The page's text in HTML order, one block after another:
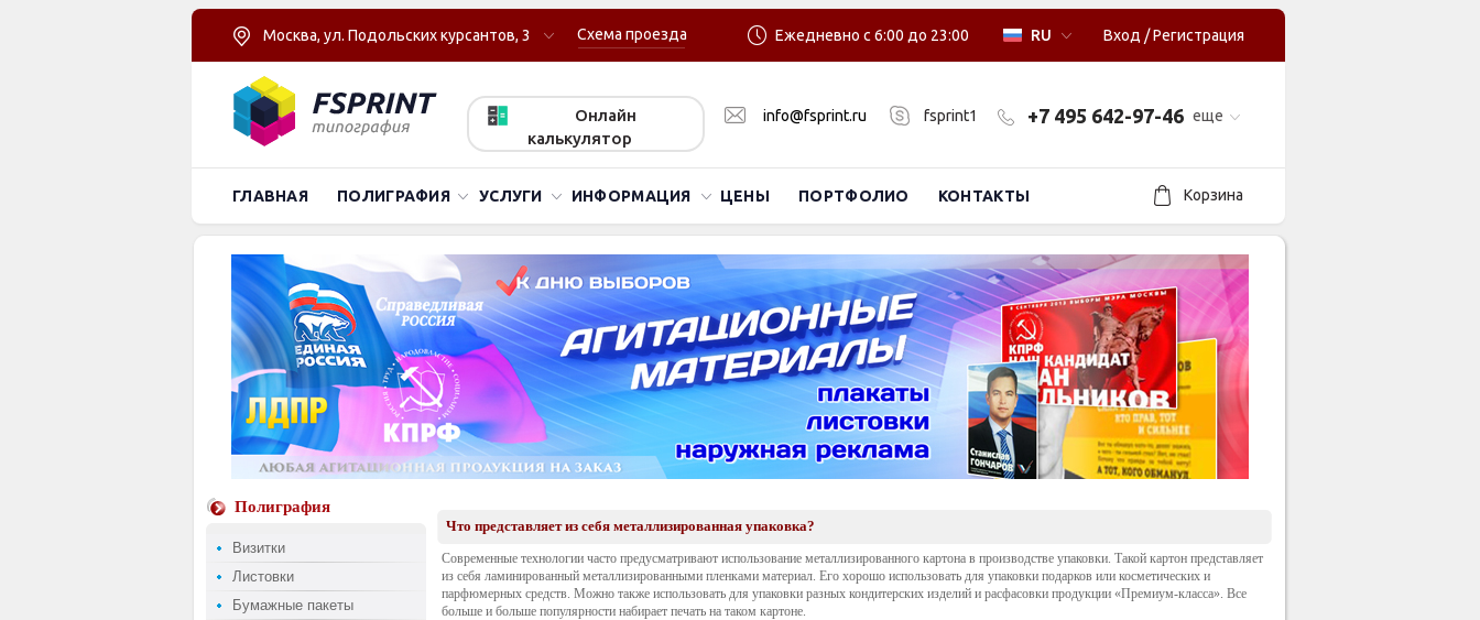
Москва, ул. Подольских курсантов, 3 Схема проезда Вход /Регистрация
RU
Ежедневно с 6:00 до 23:00
Онлайн
калькулятор
info@fsprint.ru fsprint1 еще
+7 495 642-97-46
ГЛАВНАЯ ПОЛИГРАФИЯ УСЛУГИ ИНФОРМАЦИЯ ЦЕНЫ ПОРТФОЛИО КОНТАКТЫ Корзина
Полиграфия
Визитки
Листовки
Бумажные пакеты
Что представляет из себя металлизированная упаковка?
Современные технологии часто предусматривают использование металлизированного картона в производстве упаковки. Такой картон представляет
из себя ламинированный металлизированными пленками материал. Его хорошо использовать для упаковки подарков или косметических и
парфюмерных средств. Можно также использовать для упаковки разных кондитерских изделий и расфасовки продукции «Премиум-класса». Все
больше и больше популярности набирает печать на таком картоне.